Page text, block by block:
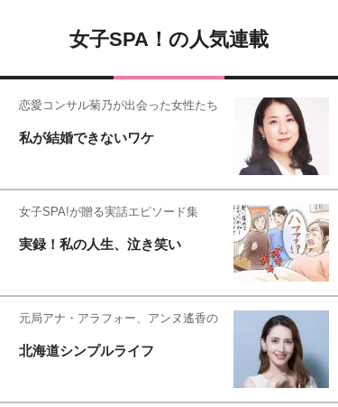
女子SPA！の人気連載
恋愛コンサル菊乃が出会った女性たち
私が結婚できないワケ
女子SPA!が贈る実話エピソード集
実録！私の人生、泣き笑い
元局アナ・アラフォー、アンヌ遙香の
北海道シンプルライフ